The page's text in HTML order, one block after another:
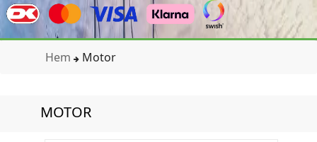
Hem Motor
MOTOR